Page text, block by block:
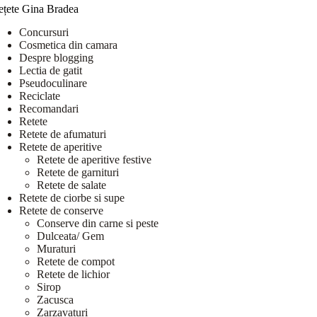
Gina Bradea
Concursuri
Cosmetica din camara
Despre blogging
Lectia de gatit
Pseudoculinare
Reciclate
Recomandari
Retete
Retete de afumaturi
Retete de aperitive
Retete de aperitive festive
Retete de garnituri
Retete de salate
Retete de ciorbe si supe
Retete de conserve
Conserve din carne si peste
Dulceata/ Gem
Muraturi
Retete de compot
Retete de lichior
Sirop
Zacusca
Zarzavaturi